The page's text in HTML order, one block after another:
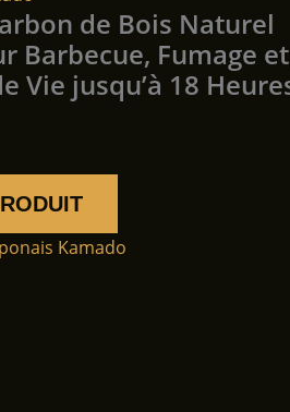
de Bois Naturel
Barbecue, Fumage
Vie jusqu’à 18
Kamado